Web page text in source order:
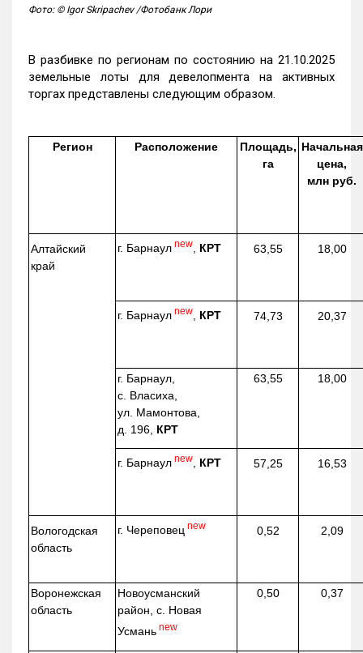
Фото: © Igor Skripachev /Фотобанк Лори
В разбивке по регионам по состоянию на 21.10.2025
земельные лоты для девелопмента на активных
торгах представлены следующим образом.
Регион Расположение
Площадь,
га
Начальная
цена,
млн руб.
Алтайский
край
г. Барнаул new КРТ 63,55 18,00
г. Барнаул new КРТ 74,73 20,37
г. Барнаул,
с. Власиха,
ул. Мамонтова,
д. 196, КРТ
63,55 18,00
г. Барнаул new КРТ 57,25 16,53
Вологодская
область
г. Череповец new 0,52 2,09
Воронежская
область
Новоусманский
район, с. Новая
Усмань new
0,50 0,37